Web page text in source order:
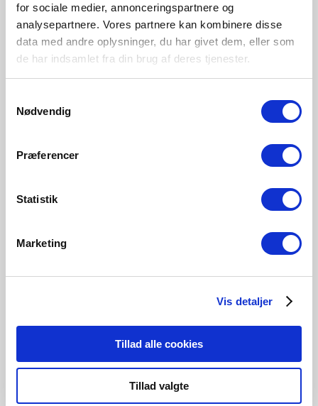
for sociale medier, annonceringspartnere og
analysepartnere. Vores partnere kan kombinere disse
data med andre oplysninger, du har givet dem, eller som
de har indsamlet fra din brug af deres tjenester.
Nødvendig
Præferencer
Statistik
Marketing
Vis detaljer
Tillad alle cookies
Tillad valgte